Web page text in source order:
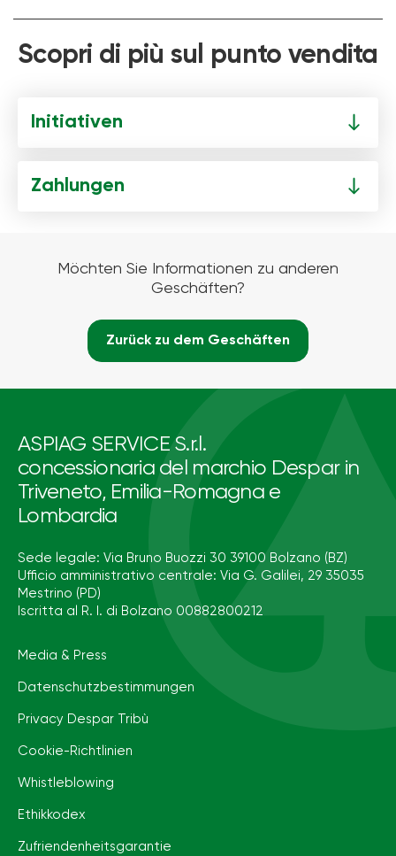
Scopri di più sul punto vendita
Initiativen
Zahlungen
Möchten Sie Informationen zu anderen
Geschäften?
Zurück zu dem Geschäften
ASPIAG SERVICE S.r.l.
concessionaria del marchio Despar in
Triveneto, Emilia-Romagna e
Lombardia
Sede legale: Via Bruno Buozzi 30 39100 Bolzano (BZ)
Ufficio amministrativo centrale: Via G. Galilei, 29 35035
Mestrino (PD)
Iscritta al R. I. di Bolzano 00882800212
Media & Press
Datenschutzbestimmungen
Privacy Despar Tribù
Cookie-Richtlinien
Whistleblowing
Ethikkodex
Zufriendenheitsgarantie